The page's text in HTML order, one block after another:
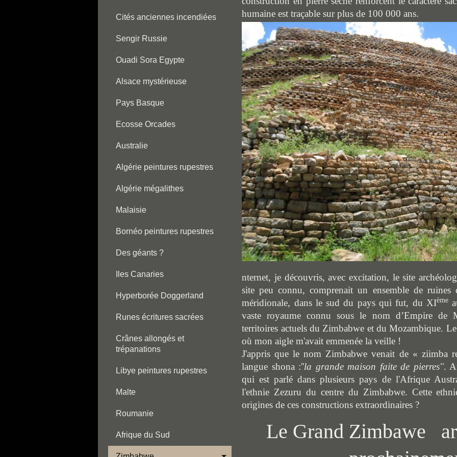
humaine est traçable sur plus de 100 000 ans.
nternet, je découvris, avec excitation, le site
site peu connu, comprenait un ensemble de ruines
méridionale, dans le sud du pays qui fut, du XIème
vaste royaume connu sous le nom d’Empire de
territoires actuels du Zimbabwe et du Mozambique.
où mon aigle m'avait emmenée la veille !
J'appris que le nom Zimbabwe venait de « ziimba
langue shona :''la grande maison faite de pierres''.
qui est parlé dans plusieurs pays de l'Afrique
l'ethnie Zezuru du centre du Zimbabwe. Cette
origines de ces constructions extraordinaires ?
Le Grand Zimbawe
Cités anciennes incendiées
Sengir Russie
Ouadi Sora Egypte
Alsace mystérieuse
Pays Basque
Ecosse Orcades
Australie
Algérie peintures rupestres
Algérie mégalithes
Malaisie
Bornéo peintures rupestres
Des géants ?
Iles Canaries
Hyperborée Doggerland
Runes écritures sacrées
Crânes allongés et
trépanations
Libye peintures rupestres
Malte
Roumanie
Afrique du Sud